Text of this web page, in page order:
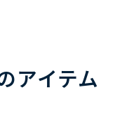
アイテム